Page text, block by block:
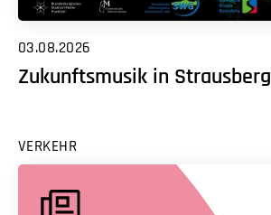
03.08.2026
Zukunftsmusik in Strausberg
VERKEHR